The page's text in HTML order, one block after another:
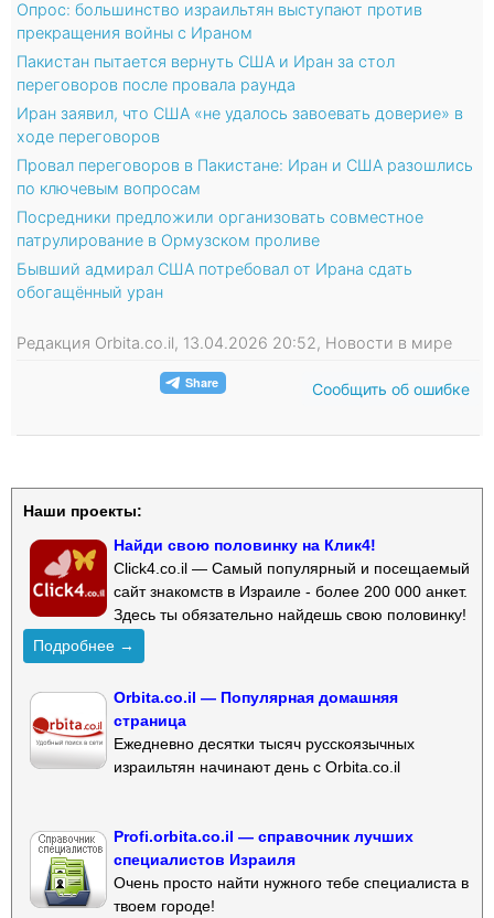
Опрос: большинство израильтян выступают против
прекращения войны с Ираном
Пакистан пытается вернуть США и Иран за стол
переговоров после провала раунда
Иран заявил, что США «не удалось завоевать доверие» в
ходе переговоров
Провал переговоров в Пакистане: Иран и США разошлись
по ключевым вопросам
Посредники предложили организовать совместное
патрулирование в Ормузском проливе
Бывший адмирал США потребовал от Ирана сдать
обогащённый уран
Редакция Orbita.co.il, 13.04.2026 20:52, Новости в мире
Сообщить об ошибке
Наши проекты:
Найди свою половинку на Клик4!
Click4.co.il — Самый популярный и посещаемый
сайт знакомств в Израиле - более 200 000 анкет.
Здесь ты обязательно найдешь свою половинку!
Подробнее →
Orbita.co.il — Популярная домашняя
страница
Ежедневно десятки тысяч русскоязычных
израильтян начинают день с Orbita.co.il
Profi.orbita.co.il — справочник лучших
специалистов Израиля
Очень просто найти нужного тебе специалиста в
твоем городе!